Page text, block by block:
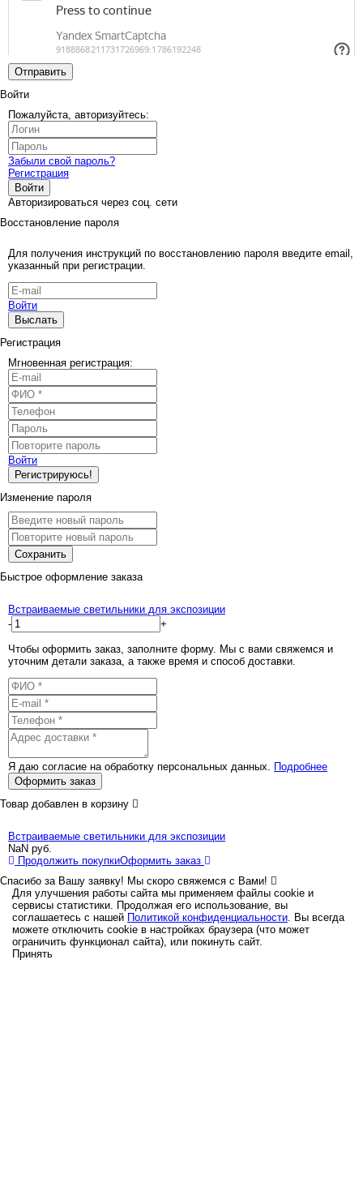
Отправить
Войти
Пожалуйста, авторизуйтесь:
Забыли свой пароль?
Регистрация
Войти
Авторизироваться через соц. сети
Восстановление пароля
Для получения инструкций по восстановлению пароля введите email,
указанный при регистрации.
Войти
Выслать
Регистрация
Мгновенная регистрация:
Войти
Регистрируюсь!
Изменение пароля
Сохранить
Быстрое оформление заказа
Встраиваемые светильники для экспозиции
-
+
Чтобы оформить заказ, заполните форму. Мы с вами свяжемся и
уточним детали заказа, а также время и способ доставки.
Я даю согласие на обработку персональных данных. Подробнее
Оформить заказ
Товар добавлен в корзину
Встраиваемые светильники для экспозиции
NaN руб.
Продолжить покупкиОформить заказ
Спасибо за Вашу заявку! Мы скоро свяжемся с Вами!
Для улучшения работы сайта мы применяем файлы cookie и
сервисы статистики. Продолжая его использование, вы
соглашаетесь с нашей Политикой конфиденциальности. Вы всегда
можете отключить cookie в настройках браузера (что может
ограничить функционал сайта), или покинуть сайт.
Принять